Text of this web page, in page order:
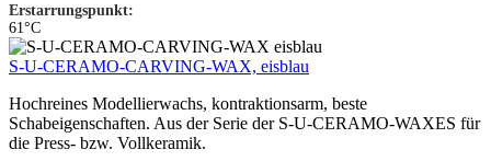
Erstarrungspunkt:
61°C
S-U-CERAMO-CARVING-WAX, eisblau
Hochreines Modellierwachs, kontraktionsarm, beste
Schabeigenschaften. Aus der Serie der S-U-CERAMO-WAXES für
die Press- bzw. Vollkeramik.